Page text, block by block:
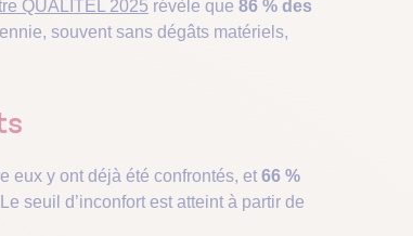
QUALITEL 2025 révèle que 86 % des
souvent sans dégâts matériels,
eux y ont déjà été confrontés, et 66 %
seuil d’inconfort est atteint à partir de